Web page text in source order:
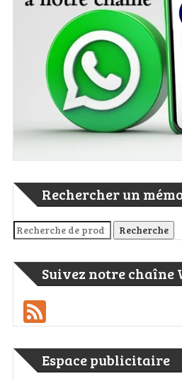
Rechercher un
Recherche pour : Recherche
Suivez notre chaîne
Espace publicitaire